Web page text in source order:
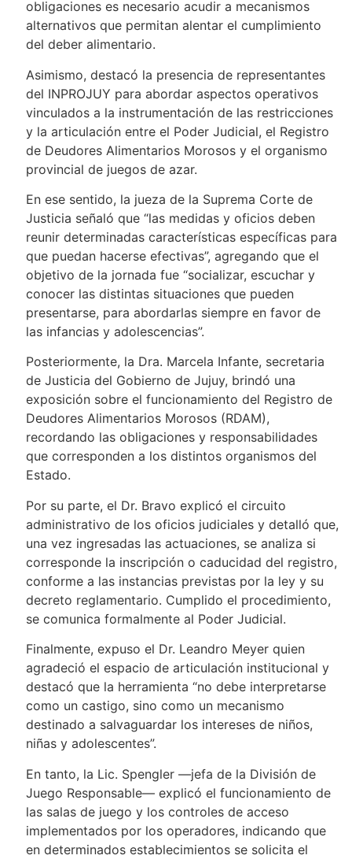
obligaciones es necesario acudir a mecanismos
alternativos que permitan alentar el cumplimiento
del deber alimentario.
Asimismo, destacó la presencia de representantes
del INPROJUY para abordar aspectos operativos
vinculados a la instrumentación de las restricciones
y la articulación entre el Poder Judicial, el Registro
de Deudores Alimentarios Morosos y el organismo
provincial de juegos de azar.
En ese sentido, la jueza de la Suprema Corte de
Justicia señaló que “las medidas y oficios deben
reunir determinadas características específicas para
que puedan hacerse efectivas”, agregando que el
objetivo de la jornada fue “socializar, escuchar y
conocer las distintas situaciones que pueden
presentarse, para abordarlas siempre en favor de
las infancias y adolescencias”.
Posteriormente, la Dra. Marcela Infante, secretaria
de Justicia del Gobierno de Jujuy, brindó una
exposición sobre el funcionamiento del Registro de
Deudores Alimentarios Morosos (RDAM),
recordando las obligaciones y responsabilidades
que corresponden a los distintos organismos del
Estado.
Por su parte, el Dr. Bravo explicó el circuito
administrativo de los oficios judiciales y detalló que,
una vez ingresadas las actuaciones, se analiza si
corresponde la inscripción o caducidad del registro,
conforme a las instancias previstas por la ley y su
decreto reglamentario. Cumplido el procedimiento,
se comunica formalmente al Poder Judicial.
Finalmente, expuso el Dr. Leandro Meyer quien
agradeció el espacio de articulación institucional y
destacó que la herramienta “no debe interpretarse
como un castigo, sino como un mecanismo
destinado a salvaguardar los intereses de niños,
niñas y adolescentes”.
En tanto, la Lic. Spengler —jefa de la División de
Juego Responsable— explicó el funcionamiento de
las salas de juego y los controles de acceso
implementados por los operadores, indicando que
en determinados establecimientos se solicita el